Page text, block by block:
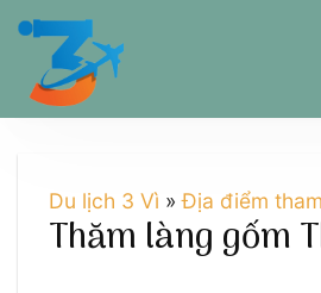
Chuyển
dung
Du lịch 3 Vì »Địa điểm
Thăm làng gốm